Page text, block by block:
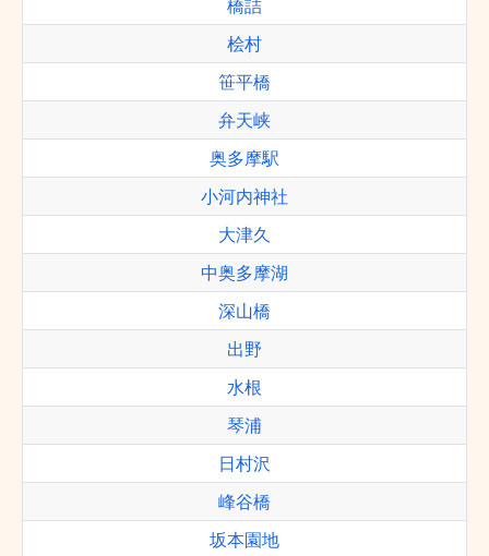
橋詰
桧村
笹平橋
弁天峡
奥多摩駅
小河内神社
大津久
中奥多摩湖
深山橋
出野
水根
琴浦
日村沢
峰谷橋
坂本園地